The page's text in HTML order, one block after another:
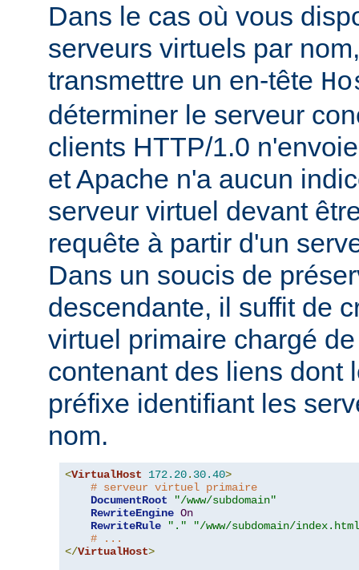
Dans le cas où vous
serveurs virtuels par
transmettre un en-tête
déterminer le serveur
clients HTTP/1.0
et Apache n'a aucun
serveur virtuel devant
requête à partir d'un
Dans un soucis de
descendante, il suffit de
virtuel primaire chargé
contenant des liens dont
préfixe identifiant les
nom.
<VirtualHost 172.20. 30.40>
# serveur virtuel primaire
DocumentRoot
"/www/subdomain"
RewriteEngine On
RewriteRule
"."
"/www/subdomain/
# ...
</VirtualHost>